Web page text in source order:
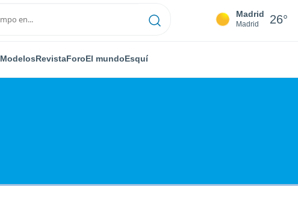
Madrid
Madrid 26°
ModelosRevistaForoEl mundoEsquí